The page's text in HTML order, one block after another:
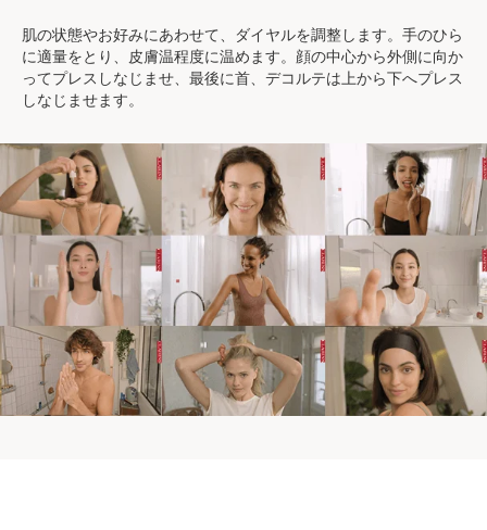
肌の状態やお好みにあわせて、ダイヤルを調整します。手のひら
に適量をとり、皮膚温程度に温めます。顔の中心から外側に向か
ってプレスしなじませ、最後に首、デコルテは上から下へプレス
しなじませます。